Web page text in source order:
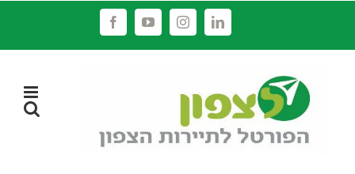
LinkedIn
Instagram
YouTube
Facebook